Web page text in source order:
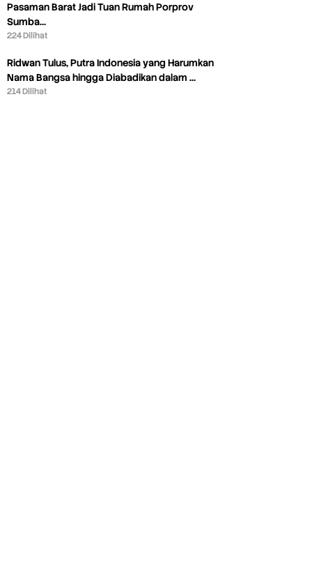
Pasaman Barat Jadi Tuan Rumah Porprov
Sumba…
224 Dilihat
Ridwan Tulus, Putra Indonesia yang Harumkan
Nama Bangsa hingga Diabadikan dalam …
214 Dilihat